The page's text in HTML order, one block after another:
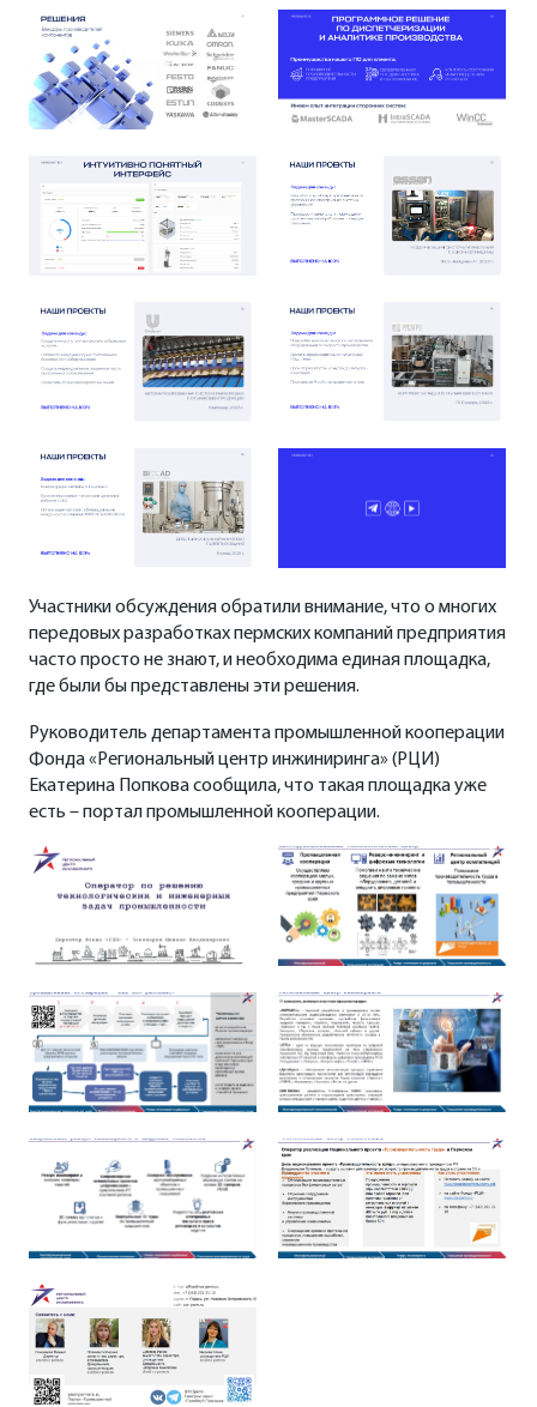
Участники обсуждения обратили внимание, что о многих
передовых разработках пермских компаний предприятия
часто просто не знают, и необходима единая площадка,
где были бы представлены эти решения.
Руководитель департамента промышленной кооперации
Фонда «Региональный центр инжиниринга» (РЦИ)
Екатерина Попкова сообщила, что такая площадка уже
есть – портал промышленной кооперации.